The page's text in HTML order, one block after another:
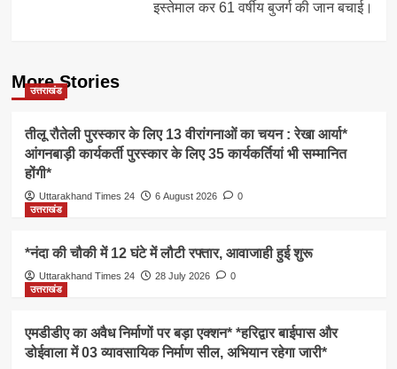
इस्तेमाल कर 61 वर्षीय बुजर्ग की जान बचाई।
More Stories
उत्तराखंड
तीलू रौतेली पुरस्कार के लिए 13 वीरांगनाओं का चयन : रेखा आर्या*
आंगनबाड़ी कार्यकर्ती पुरस्कार के लिए 35 कार्यकर्तियां भी सम्मानित
होंगी*
Uttarakhand Times 24 6 August 2026
0
उत्तराखंड
*नंदा की चौकी में 12 घंटे में लौटी रफ्तार, आवाजाही हुई शुरू
Uttarakhand Times 24 28 July 2026
0
उत्तराखंड
एमडीडीए का अवैध निर्माणों पर बड़ा एक्शन* *हरिद्वार बाईपास और
डोईवाला में 03 व्यावसायिक निर्माण सील, अभियान रहेगा जारी*